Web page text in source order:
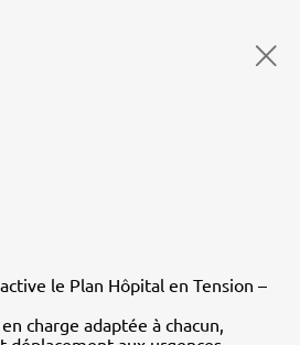
le Plan Hôpital en Tension –
charge adaptée à chacun,